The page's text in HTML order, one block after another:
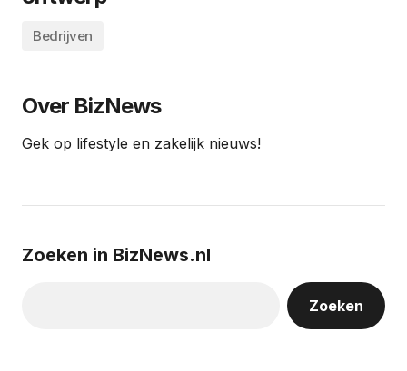
Bedrijven
Over BizNews
Gek op lifestyle en zakelijk nieuws!
Zoeken in BizNews.nl
Zoeken